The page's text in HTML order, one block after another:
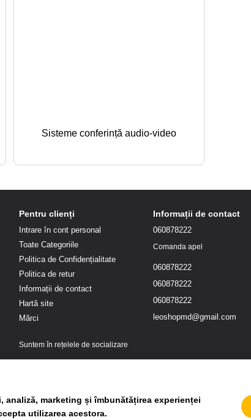
Sisteme conferință audio-video
Pentru clienți
Intrare în cont personal
Toate Categoriile
Politica de Confidențialitate
Politica de retur
Informații de contact
Hartă site
Mărci
Suntem în rețelele de socializare
Informații de contact
060878222
Comanda apel
060878222
060878222
060878222
leoshopmd@gmail.com
marketing și îmbunătățirea experienței
utilizarea acestora.